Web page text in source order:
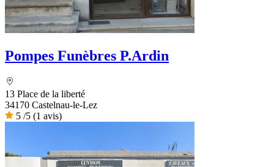
Pompes Funèbres P.Ardin
13 Place de la liberté
34170 Castelnau-le-Lez
5 /5 (1 avis)